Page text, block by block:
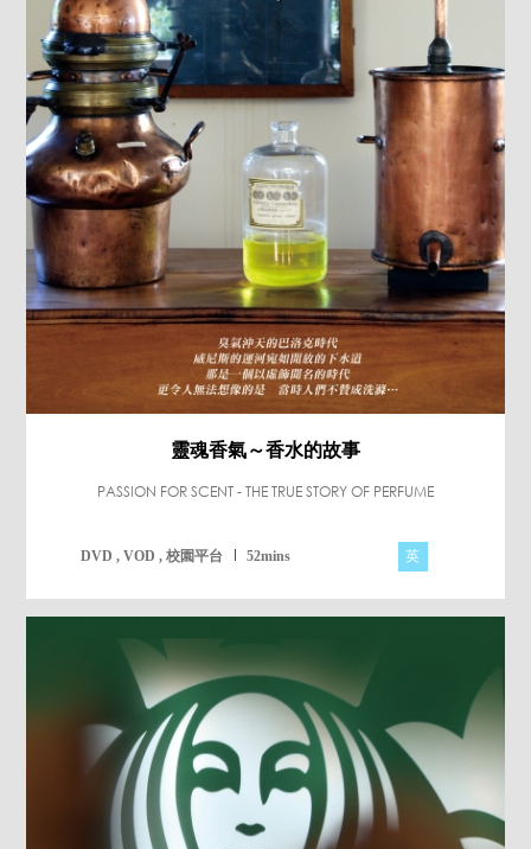
靈魂香氣～香水的故事
PASSION FOR SCENT - THE TRUE STORY OF PERFUME
DVD , VOD , 校園平台 52mins 英